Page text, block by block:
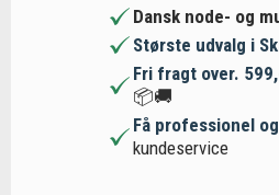
Dansk node- og
Største udvalg i
Fri fragt over.
📦🚚
Få professionel
kundeservice